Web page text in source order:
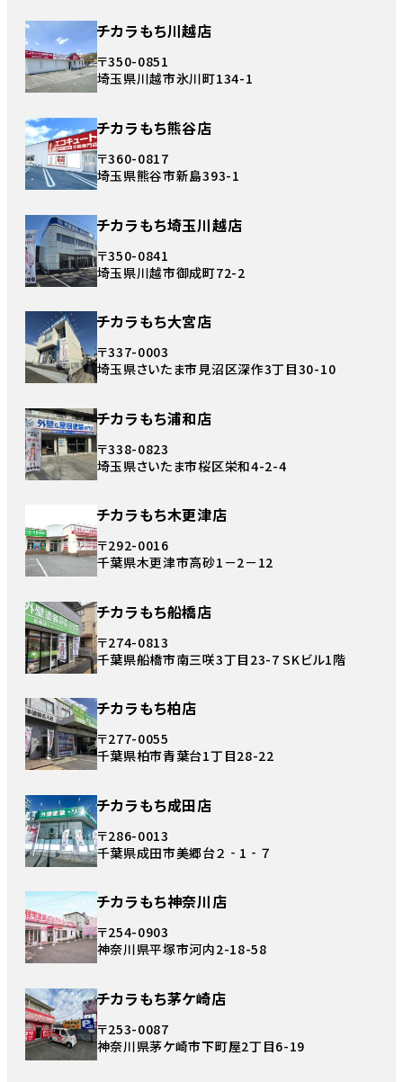
チカラもち川越店
〒350-0851
埼玉県川越市氷川町134-1
チカラもち熊谷店
〒360-0817
埼玉県熊谷市新島393-1
チカラもち埼玉川越店
〒350-0841
埼玉県川越市御成町72-2
チカラもち大宮店
〒337-0003
埼玉県さいたま市見沼区深作3丁目30-10
チカラもち浦和店
〒338-0823
埼玉県さいたま市桜区栄和4-2-4
チカラもち木更津店
〒292-0016
千葉県木更津市高砂1－2－12
チカラもち船橋店
〒274-0813
千葉県船橋市南三咲3丁目23-7 SKビル1階
チカラもち柏店
〒277-0055
千葉県柏市青葉台1丁目28-22
チカラもち成田店
〒286-0013
千葉県成田市美郷台２‐1‐７
チカラもち神奈川店
〒254-0903
神奈川県平塚市河内2-18-58
チカラもち茅ケ崎店
〒253-0087
神奈川県茅ケ崎市下町屋2丁目6-19